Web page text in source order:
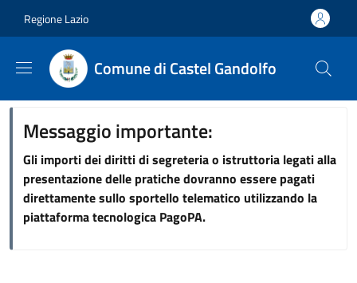
Regione Lazio
Comune di Castel Gandolfo
Messaggio importante:
Gli importi dei diritti di segreteria o istruttoria legati alla
presentazione delle pratiche dovranno essere pagati
direttamente sullo sportello telematico utilizzando la
piattaforma tecnologica PagoPA.